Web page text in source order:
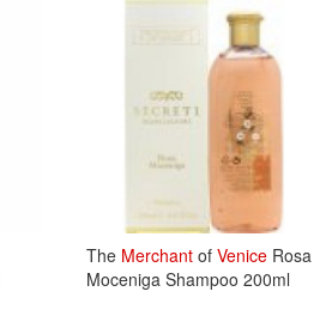
The Merchant of Venice Rosa
Moceniga Shampoo 200ml